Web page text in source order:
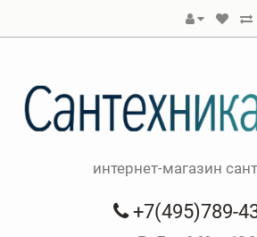
интернет-магазин
+7(495)789-